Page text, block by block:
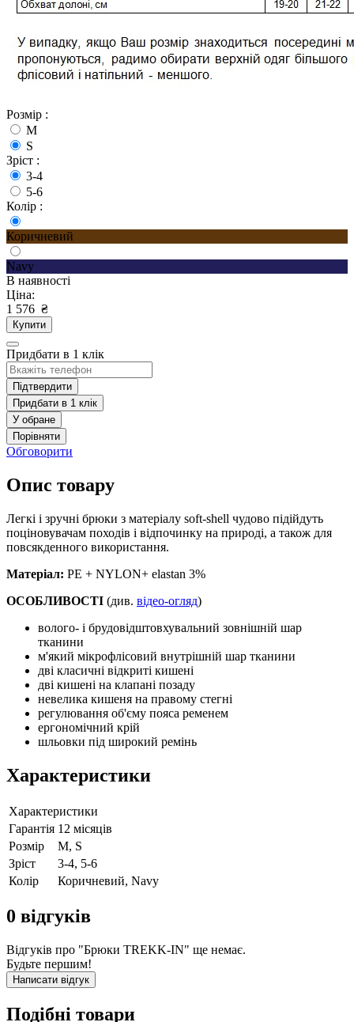
Розмір :
M
S
Зріст :
3-4
5-6
Колір :
Коричневий
Navy
В наявності
Ціна:
1 576 ₴
Купити
Придбати в 1 клік
Підтвердити
Придбати в 1 клік
У обране
Порівняти
Обговорити
Опис товару
Легкі і зручні брюки з матеріалу soft-shell чудово підійдуть
поціновувачам походів і відпочинку на природі, а також для
повсякденного використання.
Матеріал: PE + NYLON+ elastan 3%
ОСОБЛИВОСТІ (див. відео-огляд)
волого- і брудовідштовхувальний зовнішній шар
тканини
м'який мікрофлісовий внутрішній шар тканини
дві класичні відкриті кишені
дві кишені на клапані позаду
невелика кишеня на правому стегні
регулювання об'єму пояса ременем
ергономічний крій
шльовки під широкий ремінь
Характеристики
Характеристики
Гарантія 12 місяців
Розмір
M, S
Зріст
3-4, 5-6
Колір
Коричневий, Navy
0 відгуків
Відгуків про "Брюки TREKK-IN" ще немає.
Будьте першим!
Написати відгук
Подібні товари